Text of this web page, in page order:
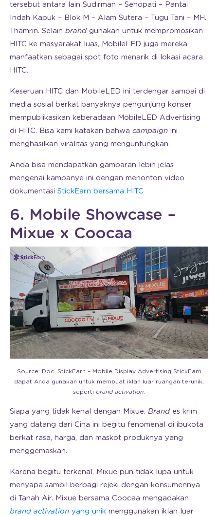
tersebut antara lain Sudirman – Senopati – Pantai
Indah Kapuk – Blok M – Alam Sutera – Tugu Tani – MH.
Thamrin. Selain brand gunakan untuk mempromosikan
HITC ke masyarakat luas, MobileLED juga mereka
manfaatkan sebagai spot foto menarik di lokasi acara
HITC.
Keseruan HITC dan MobileLED ini terdengar sampai di
media sosial berkat banyaknya pengunjung konser
mempublikasikan keberadaan MobileLED Advertising
di HITC. Bisa kami katakan bahwa campaign ini
menghasilkan viralitas yang menguntungkan.
Anda bisa mendapatkan gambaran lebih jelas
mengenai kampanye ini dengan menonton video
dokumentasi StickEarn bersama HITC
6. Mobile Showcase –
Mixue x Coocaa
Source: Doc. StickEarn – Mobile Display Advertising StickEarn
dapat Anda gunakan untuk membuat iklan luar ruangan terunik,
seperti brand activation
Siapa yang tidak kenal dengan Mixue. Brandes krim
yang datang dari Cina ini begitu fenomenal di ibukota
berkat rasa, harga, dan maskot produknya yang
menggemaskan.
Karena begitu terkenal, Mixue pun tidak lupa untuk
menyapa sambil berbagi rejeki dengan konsumennya
di Tanah Air. Mixue bersama Coocaa mengadakan
brand activation yang unik menggunakan iklan luar